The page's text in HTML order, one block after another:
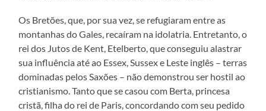
Os Bretões, que, por sua vez, se refugiaram entre as
montanhas do Gales, recaíram na idolatria. Entretanto, o
rei dos Jutos de Kent, Etelberto, que conseguiu alastrar
sua influência até ao Essex, Sussex e Leste inglês – terras
dominadas pelos Saxões – não demonstrou ser hostil ao
cristianismo. Tanto que se casou com Berta, princesa
cristã, filha do rei de Paris, concordando com seu pedido